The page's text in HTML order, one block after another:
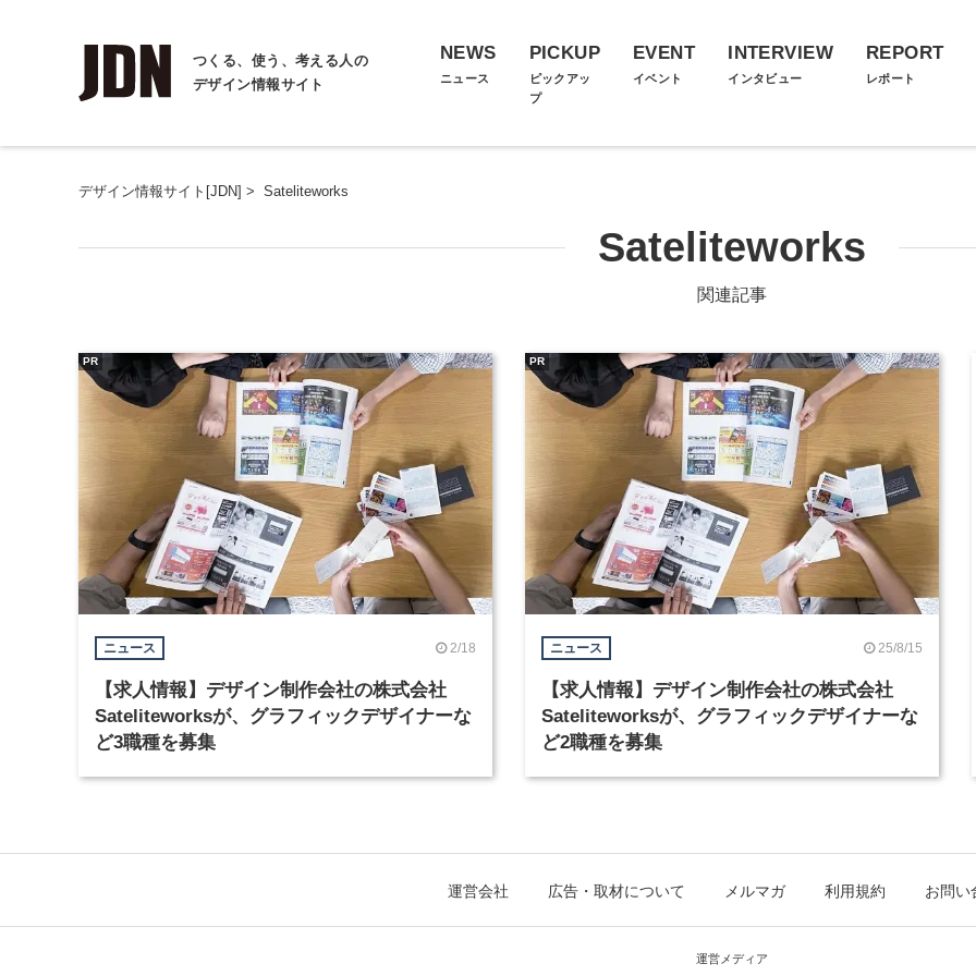
つくる、使う、考える人の
デザイン情報サイト
NEWS
ニュース
PICKUP
ピックアッ
プ
EVENT
イベント
INTERVIEW
インタビュー
REPORT
レポート
デザイン情報サイト[JDN] > Sateliteworks
Sateliteworks
関連記事
ニュース 2/18
【求人情報】デザイン制作会社の株式会社
Sateliteworksが、グラフィックデザイナーな
ど3職種を募集
PR
ニュース 25/8/15
【求人情報】デザイン制作会社の株式会社
Sateliteworksが、グラフィックデザイナーな
ど2職種を募集
PR
運営会社 広告・取材について メルマガ 利用規約 お問い
運営メディア